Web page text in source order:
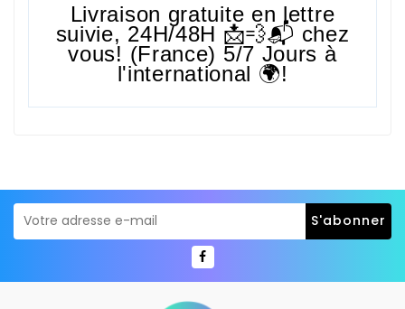
Livraison gratuite en lettre
suivie, 24H/48H 📩💨📬 chez
vous! (France) 5/7 Jours à
l'international 🌍!